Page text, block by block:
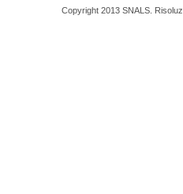
Copyright 2013 SNALS.